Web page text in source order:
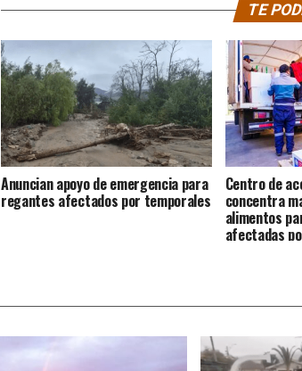
TE
Anuncian apoyo de emergencia para
regantes afectados por temporales
Centro de
concentra
alimentos
afectadas